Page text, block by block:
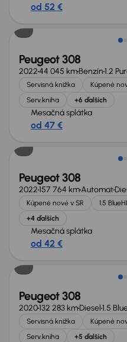
od 52 €
Peugeot 308
202244 045 kmBenzín1.2
Servisná knižka Kúpené
Serv.kniha
+6 ďalších
Mesačná splátka
od 47 €
Peugeot 308
2022157 764 kmAutomat
Kúpené nové v SR 1.5
+4 ďalších
Mesačná splátka
od 42 €
Peugeot 308
2020132 283 kmDiesel1.5
Servisná knižka Kúpené
Serv.kniha
+5 ďalších